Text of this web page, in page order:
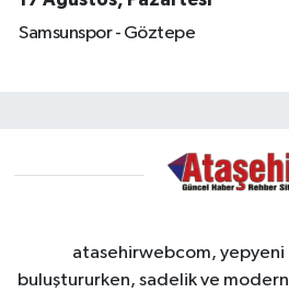
Samsunspor - Göztepe
atasehirwebcom, yepyeni
buluştururken, sadelik ve